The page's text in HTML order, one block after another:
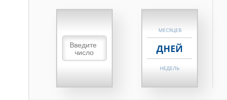
НЕДЕЛЬ
МЕСЯЦЕВ
ДНЕЙ
НЕДЕЛЬ
МЕСЯЦЕВ